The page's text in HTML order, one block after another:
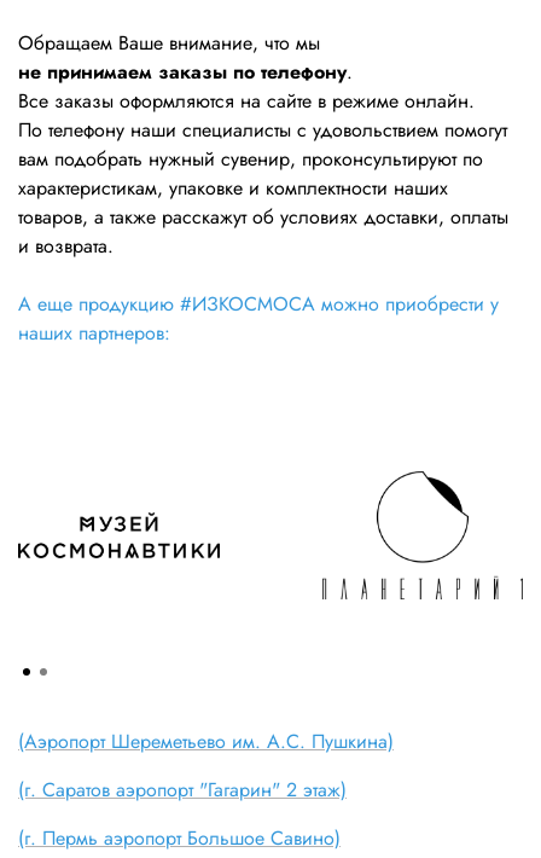
Обращаем Ваше внимание, что мы
не принимаем заказы по телефону.
Все заказы оформляются на сайте в режиме онлайн.
По телефону наши специалисты с удовольствием помогут
вам подобрать нужный сувенир, проконсультируют по
характеристикам, упаковке и комплектности наших
товаров, а также расскажут об условиях доставки, оплаты
и возврата.
А еще продукцию #ИЗКОСМОСА можно приобрести у
наших партнеров:
(Аэропорт Шереметьево им. А.С. Пушкина)
(г. Саратов аэропорт "Гагарин" 2 этаж)
(г. Пермь аэропорт Большое Савино)